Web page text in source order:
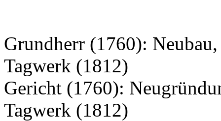
Grundherr (1760):
Tagwerk (1812)
Gericht (1760):
Tagwerk (1812)